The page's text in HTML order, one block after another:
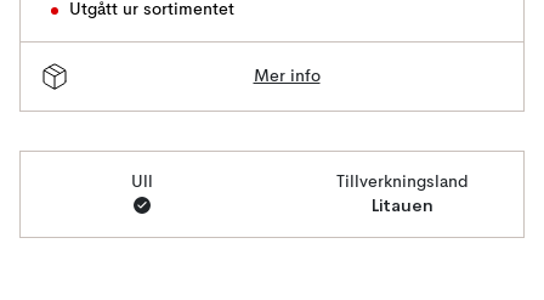
Utgått ur sortimentet
Mer info
Ull Tillverkningsland
Litauen